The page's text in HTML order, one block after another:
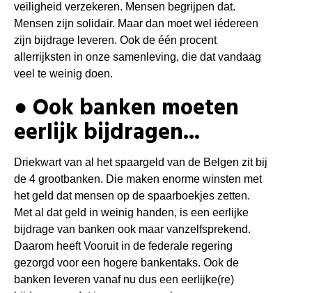
veiligheid verzekeren. Mensen begrijpen dat.
Mensen zijn solidair. Maar dan moet wel iédereen
zijn bijdrage leveren. Ook de één procent
allerrijksten in onze samenleving, die dat vandaag
veel te weinig doen.
● Ook banken moeten
eerlijk bijdragen...
Driekwart van al het spaargeld van de Belgen zit bij
de 4 grootbanken. Die maken enorme winsten met
het geld dat mensen op de spaarboekjes zetten.
Met al dat geld in weinig handen, is een eerlijke
bijdrage van banken ook maar vanzelfsprekend.
Daarom heeft Vooruit in de federale regering
gezorgd voor een hogere bankentaks. Ook de
banken leveren vanaf nu dus een eerlijke(re)